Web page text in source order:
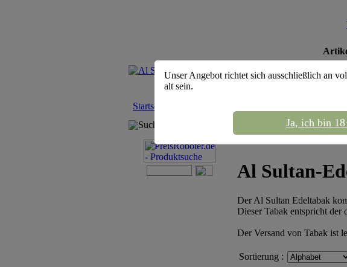
Startseite
Suchmaschine
Al Sultan-
Der Al Sultan Edeltabak
Dieser Tabak entspricht der
Der Versand von Tabak ist
Sortierung :
Unser Angebot richtet sich ausschließlich an
alt sein.
Ja, ich bin